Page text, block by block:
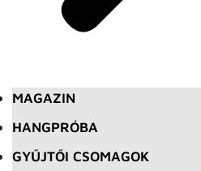
MAGAZIN
HANGPRÓBA
GYŰJTŐI CSOMAGOK